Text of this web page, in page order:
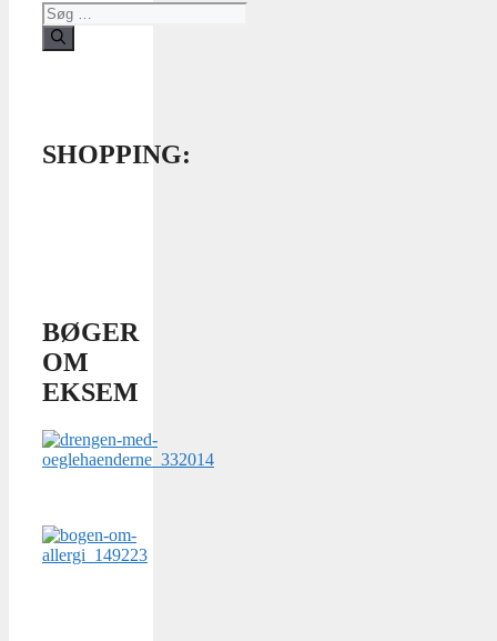
Søg
efter:
SHOPPING:
BØGER
OM
EKSEM